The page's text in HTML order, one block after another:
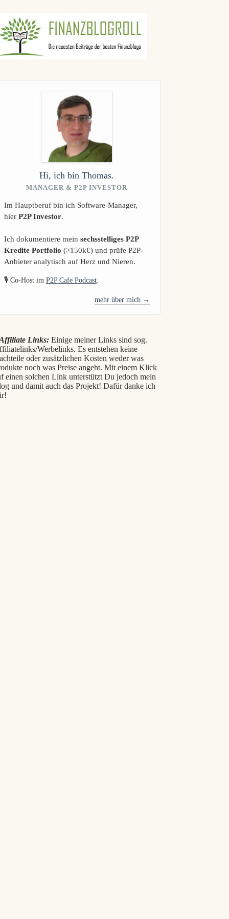
Hi, ich bin Thomas.
MANAGER & P2P INVESTOR
Im Hauptberuf bin ich Software-Manager,
hierP2P Investor.
Ich dokumentiere meinsechsstelliges P2P
Kredite Portfolio (>150k€) und prüfe P2P-
Anbieter analytisch auf Herz und Nieren.
🎙️ Co-Host imP2P Cafe Podcast
mehr über mich →
Links: Einige meiner Links sind sog.
Werbelinks. Es entstehen keine
oder zusätzlichen Kosten weder was
noch was Preise angeht. Mit einem Klick
einen solchen Link unterstützt Du jedoch mein
und damit auch das Projekt! Dafür danke ich